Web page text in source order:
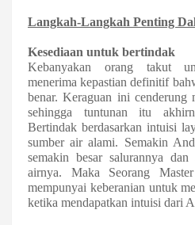
Langkah-Langkah Penting
Kesediaan untuk bertindak
Kebanyakan orang takut
menerima kepastian definitif
benar. Keraguan ini cenderung
sehingga tuntunan itu
Bertindak berdasarkan intuisi
sumber air alami. Semakin
semakin besar salurannya
airnya. Maka Seorang
mempunyai keberanian untuk
ketika mendapatkan intuisi dari